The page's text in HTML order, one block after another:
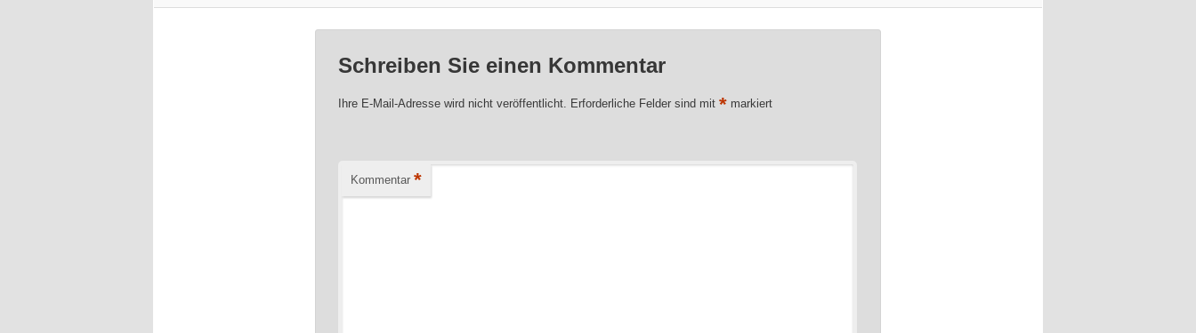
Schreiben Sie einen Kommentar
Ihre E-Mail-Adresse wird nicht veröffentlicht. Erforderliche Felder sind mit *markiert
Kommentar *